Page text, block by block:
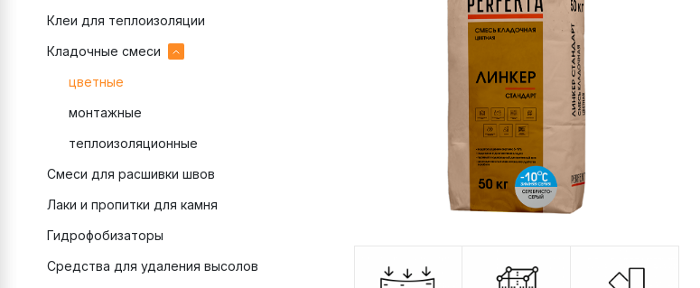
Затирки для брусчатки
Клеи для брусчатки
Подстилающий слой
Полимерный песок
Раствор для камня
Связующее для камня
Клеи для теплоизоляции
Кладочные смеси
цветные
монтажные
теплоизоляционные
Смеси для расшивки швов
Лаки и пропитки для камня
Гидрофобизаторы
Средства для удаления высолов